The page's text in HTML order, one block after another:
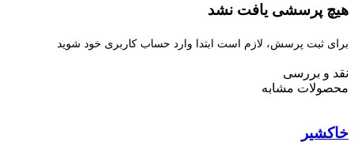
هیچ پرسشی یافت نشد
برای ثبت پرسش، لازم است ابتدا وارد حساب کاربری خود شوید
نقد و بررسی
محصولات مشابه
خاکشیر